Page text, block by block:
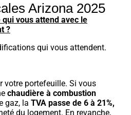
Arizona 2025
qui vous attend avec le
?
qui vous attendent.
votre portefeuille. Si vous
chaudière à combustion
gaz, la TVA passe de 6 à 21%,
du logement. En revanche,